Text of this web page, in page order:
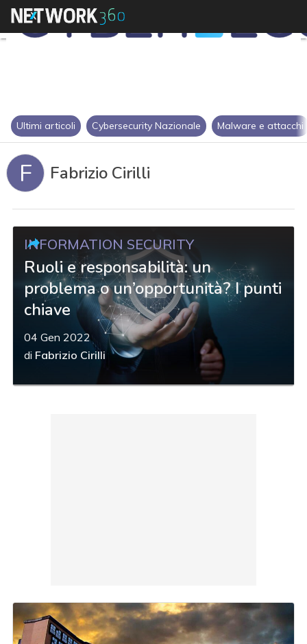
Ultimi articoli Cybersecurity Nazionale Malware e attacchi
F Fabrizio Cirilli
INFORMATION SECURITY
Ruoli e responsabilità: un
problema o un’opportunità? I punti
chiave
04 Gen 2022
di Fabrizio Cirilli